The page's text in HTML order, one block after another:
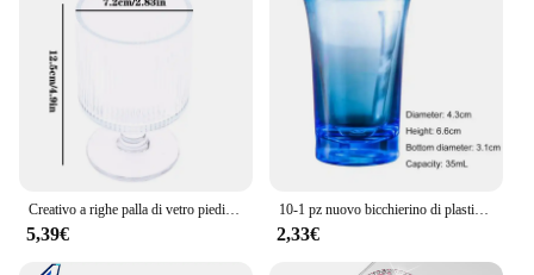
5,39€
10-1 pz nuovo bicchierino di plastica liquori bicchierini Party Bar Club strumento per bere bicchieri da vino da sposa Cocktail pinta Vodka tazze di vetro
2,33€